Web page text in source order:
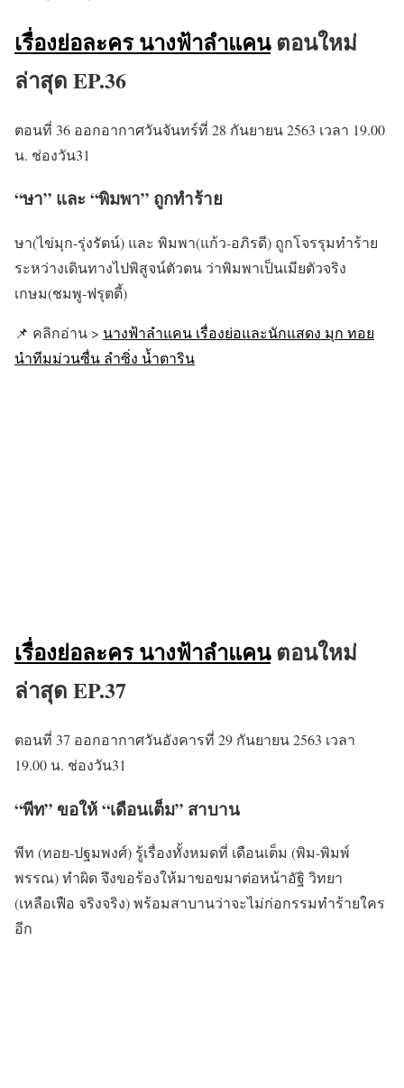
เรื่องย่อละคร นางฟ้าลำแคนตอนใหม่
ล่าสุด EP.36
ตอนที่ 36 ออกอากาศวันจันทร์ที่ 28 กันยายน 2563 เวลา 19.00
น. ช่องวัน31
“ษา” และ “พิมพา” ถูกทำร้าย
ษา(ไข่มุก-รุ่งรัตน์) และ พิมพา(แก้ว-อภิรดี) ถูกโจรรุมทำร้าย
ระหว่างเดินทางไปพิสูจน์ตัวตน ว่าพิมพาเป็นเมียตัวจริง
เกษม(ชมพู-ฟรุตตี้)
📌 คลิกอ่าน > นางฟ้าลำแคน เรื่องย่อและนักแสดง มุก ทอย
นำทีมม่วนซื่น ลำซิ่ง น้ำตาริน
เรื่องย่อละคร นางฟ้าลำแคนตอนใหม่
ล่าสุด EP.37
ตอนที่ 37 ออกอากาศวันอังคารที่ 29 กันยายน 2563 เวลา
19.00 น. ช่องวัน31
“พีท” ขอให้ “เดือนเต็ม” สาบาน
พีท (ทอย-ปฐมพงศ์) รู้เรื่องทั้งหมดที่ เดือนเต็ม (พิม-พิมพ์
พรรณ) ทำผิด จึงขอร้องให้มาขอขมาต่อหน้าอัฐิ วิทยา
(เหลือเฟือ จริงจริง) พร้อมสาบานว่าจะไม่ก่อกรรมทำร้ายใคร
อีก